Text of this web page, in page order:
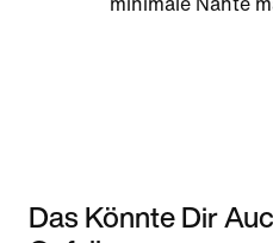
minimale Nähte
Das Könnte Dir